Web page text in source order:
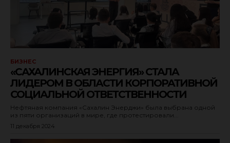
БИЗНЕС
«САХАЛИНСКАЯ ЭНЕРГИЯ» СТАЛА
ЛИДЕРОМ В ОБЛАСТИ КОРПОРАТИВНОЙ
СОЦИАЛЬНОЙ ОТВЕТСТВЕННОСТИ
Нефтяная компания «Сахалин Энерджи» была выбрана одной
из пяти организаций в мире, где протестировали...
11 декабря 2024